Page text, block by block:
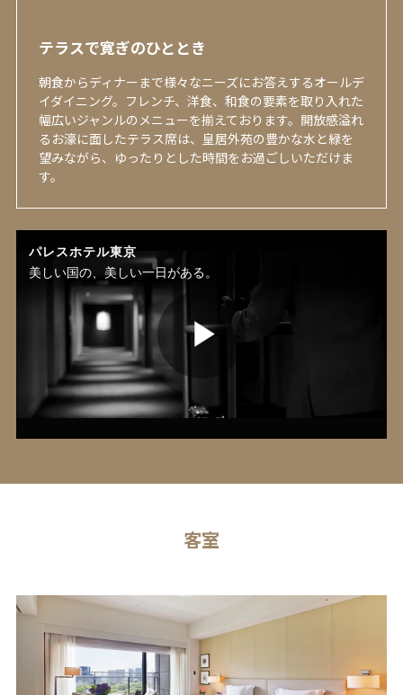
テラスで寛ぎのひととき
朝食からディナーまで様々なニーズにお答えするオールデ
イダイニング。フレンチ、洋食、和食の要素を取り入れた
幅広いジャンルのメニューを揃えております。開放感溢れ
るお濠に面したテラス席は、皇居外苑の豊かな水と緑を
望みながら、ゆったりとした時間をお過ごしいただけま
す。
パレスホテル東京
美しい国の、美しい一日がある。
a
y
客室